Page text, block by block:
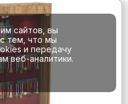
сайтов, вы
тем, что мы
и передачу
веб-аналитики.